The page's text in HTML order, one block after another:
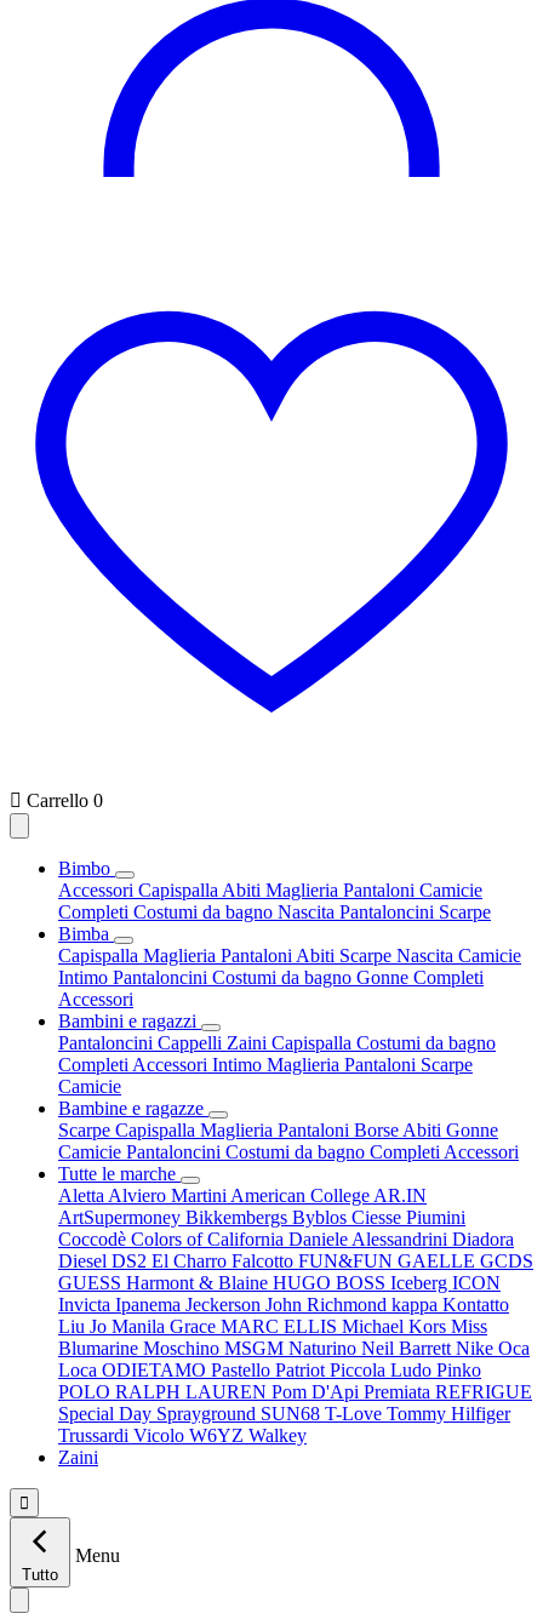
 Carrello 0
Bimbo
Accessori Capispalla Abiti Maglieria Pantaloni Camicie
Completi Costumi da bagno Nascita Pantaloncini Scarpe
Bimba
Capispalla Maglieria Pantaloni Abiti Scarpe Nascita Camicie
Intimo Pantaloncini Costumi da bagno Gonne Completi
Accessori
Bambini e ragazzi
Pantaloncini Cappelli Zaini Capispalla Costumi da bagno
Completi Accessori Intimo Maglieria Pantaloni Scarpe
Camicie
Bambine e ragazze
Scarpe Capispalla Maglieria Pantaloni Borse Abiti Gonne
Camicie Pantaloncini Costumi da bagno Completi Accessori
Tutte le marche
Aletta Alviero Martini American College AR.IN
ArtSupermoney Bikkembergs Byblos Ciesse Piumini
Coccodè Colors of California Daniele Alessandrini Diadora
Diesel DS2 El Charro Falcotto FUN&FUN GAELLE GCDS
GUESS Harmont & Blaine HUGO BOSS Iceberg ICON
Invicta Ipanema Jeckerson John Richmond kappa Kontatto
Liu Jo Manila Grace MARC ELLIS Michael Kors Miss
Blumarine Moschino MSGM Naturino Neil Barrett Nike Oca
Loca ODIETAMO Pastello Patriot Piccola Ludo Pinko
POLO RALPH LAUREN Pom D'Api Premiata REFRIGUE
Special Day Sprayground SUN68 T-Love Tommy Hilfiger
Trussardi Vicolo W6YZ Walkey
Zaini

Tutto
Menu